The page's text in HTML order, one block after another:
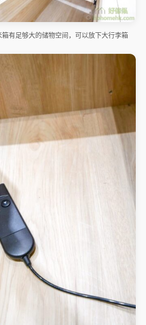
有足够大的储物空间，可以放下大行李箱